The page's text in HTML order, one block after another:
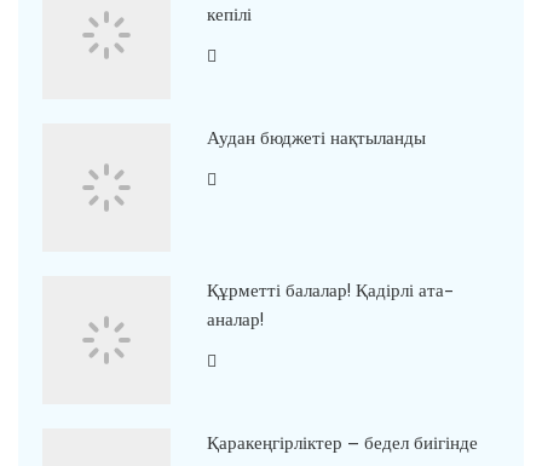
кепілі
Аудан бюджеті нақтыланды
Құрметті балалар! Қадірлі ата-
аналар!
Қаракеңгірліктер – бедел биігінде